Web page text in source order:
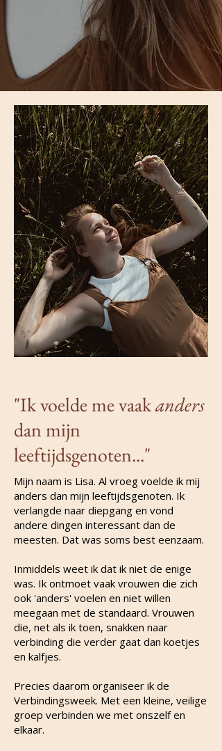
"Ik voelde me vaakanders
dan mijn
leeftijdsgenoten..."
Mijn naam is Lisa. Al vroeg voelde ik mij
anders dan mijn leeftijdsgenoten. Ik
verlangde naar diepgang en vond
andere dingen interessant dan de
meesten. Dat was soms best eenzaam.
Inmiddels weet ik dat ik niet de enige
was. Ik ontmoet vaak vrouwen die zich
ook 'anders' voelen en niet willen
meegaan met de standaard. Vrouwen
die, net als ik toen, snakken naar
verbinding die verder gaat dan koetjes
en kalfjes.
Precies daarom organiseer ik de
Verbindingsweek. Met een kleine, veilige
groep verbinden we met onszelf en
elkaar.